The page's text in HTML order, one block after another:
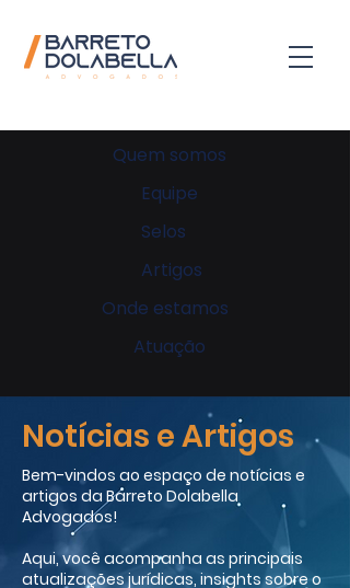
Atuação
Quem somos
Equipe
Selos
Artigos
Onde estamos
Notícias e Artigos
Bem-vindos ao espaço de notícias e
artigos da Barreto Dolabella
Advogados!
Aqui, você acompanha as principais
atualizações jurídicas, insights sobre o